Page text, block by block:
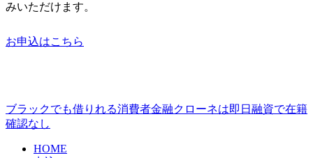
みいただけます。
お申込はこちら
ブラックでも借りれる消費者金融クローネは即日融資で在籍
確認なし
HOME